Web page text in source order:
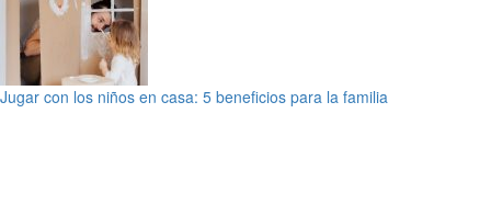
Jugar con los niños en casa: 5 beneficios para la familia